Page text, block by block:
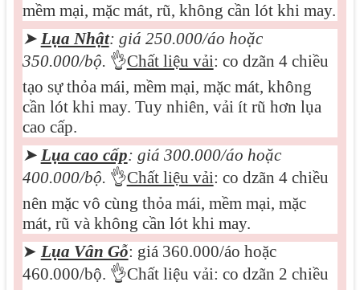
mềm mại, mặc mát, rũ, không cần lót khi may.
➤ Lụa Nhật: giá 250.000/áo hoặc
350.000/bộ. 👌Chất liệu vải: co dzãn 4 chiều
tạo sự thỏa mái, mềm mại, mặc mát, không
cần lót khi may. Tuy nhiên, vải ít rũ hơn lụa
cao cấp.
➤ Lụa cao cấp: giá 300.000/áo hoặc
400.000/bộ. 👌Chất liệu vải: co dzãn 4 chiều
nên mặc vô cùng thỏa mái, mềm mại, mặc
mát, rũ và không cần lót khi may.
➤ Lụa Vân Gỗ: giá 360.000/áo hoặc
460.000/bộ. 👌Chất liệu vải: co dzãn 2 chiều